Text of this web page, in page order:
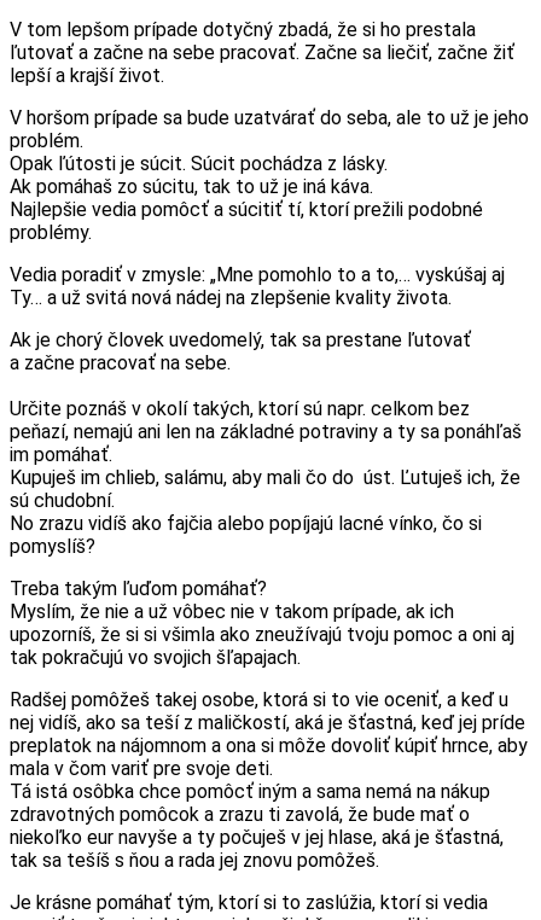
V tom lepšom prípade dotyčný zbadá, že si ho prestala
ľutovať a začne na sebe pracovať. Začne sa liečiť, začne žiť
lepší a krajší život.
V horšom prípade sa bude uzatvárať do seba, ale to už je jeho
problém.
Opak ľútosti je súcit. Súcit pochádza z lásky.
Ak pomáhaš zo súcitu, tak to už je iná káva.
Najlepšie vedia pomôcť a súcitiť tí, ktorí prežili podobné
problémy.
Vedia poradiť v zmysle: „Mne pomohlo to a to,… vyskúšaj aj
Ty… a už svitá nová nádej na zlepšenie kvality života.
Ak je chorý človek uvedomelý, tak sa prestane ľutovať
a začne pracovať na sebe.
Určite poznáš v okolí takých, ktorí sú napr. celkom bez
peňazí, nemajú ani len na základné potraviny a ty sa ponáhľaš
im pomáhať.
Kupuješ im chlieb, salámu, aby mali čo do úst. Ľutuješ ich, že
sú chudobní.
No zrazu vidíš ako fajčia alebo popíjajú lacné vínko, čo si
pomyslíš?
Treba takým ľuďom pomáhať?
Myslím, že nie a už vôbec nie v takom prípade, ak ich
upozorníš, že si si všimla ako zneužívajú tvoju pomoc a oni aj
tak pokračujú vo svojich šľapajach.
Radšej pomôžeš takej osobe, ktorá si to vie oceniť, a keď u
nej vidíš, ako sa teší z maličkostí, aká je šťastná, keď jej príde
preplatok na nájomnom a ona si môže dovoliť kúpiť hrnce, aby
mala v čom variť pre svoje deti.
Tá istá osôbka chce pomôcť iným a sama nemá na nákup
zdravotných pomôcok a zrazu ti zavolá, že bude mať o
niekoľko eur navyše a ty počuješ v jej hlase, aká je šťastná,
tak sa tešíš s ňou a rada jej znovu pomôžeš.
Je krásne pomáhať tým, ktorí si to zaslúžia, ktorí si vedia